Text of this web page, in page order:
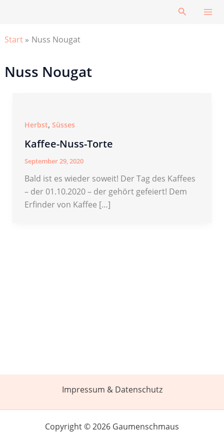
Suchen
Start Nuss Nougat
Nuss Nougat
Herbst, Süsses
Kaffee-Nuss-Torte
September 29, 2020
Bald ist es wieder soweit! Der Tag des Kaffees
– der 01.10.2020 – der gehört gefeiert! Dem
Erfinder von Kaffee […]
Impressum & Datenschutz
Copyright © 2026 Gaumenschmaus